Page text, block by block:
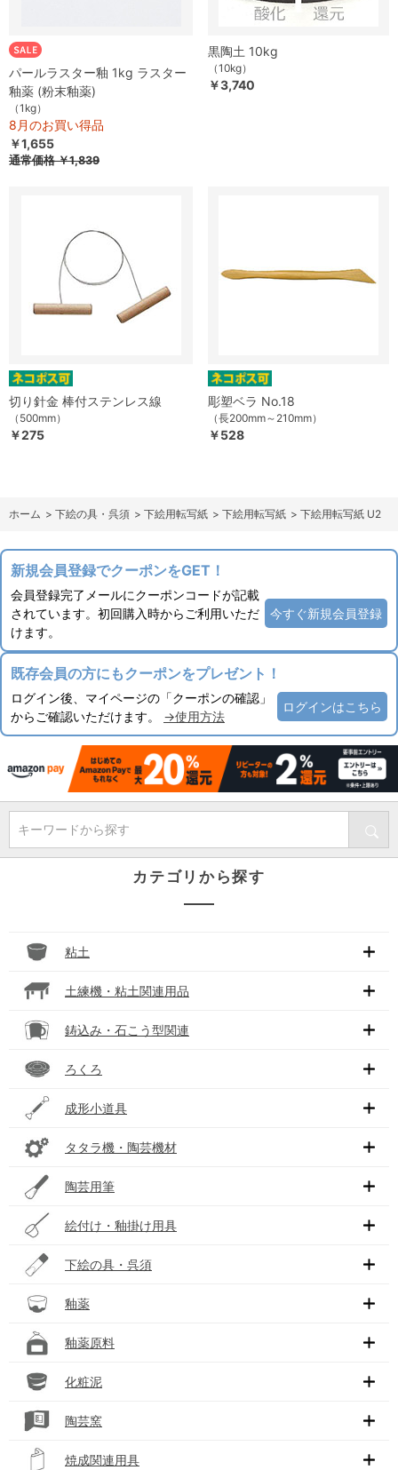
パールラスター釉 1kg ラスター
釉薬 (粉末釉薬)
（1kg）
8月のお買い得品
￥1,655
通常価格￥1,839
黒陶土 10kg
（10kg）
￥3,740
切り針金 棒付ステンレス線
（500mm）
￥275
彫塑ベラ No.18
（長200mm～210mm）
￥528
ホーム > 下絵の具・呉須 > 下絵用転写紙 > 下絵用転写紙 > 下絵用転写紙 U2
新規会員登録でクーポンをGET！
会員登録完了メールにクーポンコードが記載
されています。初回購入時からご利用いただ
けます。
今すぐ新規会員登録
既存会員の方にもクーポンをプレゼント！
ログイン後、マイページの「クーポンの確認」
からご確認いただけます。 →使用方法
ログインはこちら
キーワードから探す
カテゴリから探す
粘土
土練機・粘土関連用品
鋳込み・石こう型関連
ろくろ
成形小道具
タタラ機・陶芸機材
陶芸用筆
絵付け・釉掛け用具
下絵の具・呉須
釉薬
釉薬原料
化粧泥
陶芸窯
焼成関連用具